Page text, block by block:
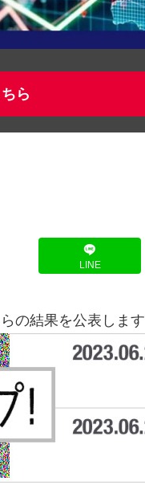
ら
LINE
の結果を公表します